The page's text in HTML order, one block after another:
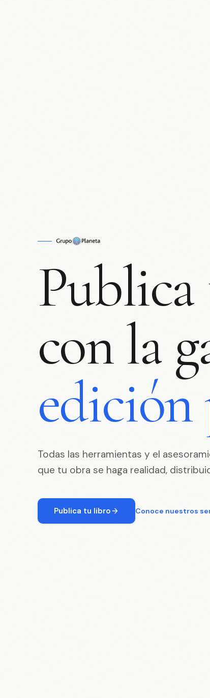
Publica
conla
edición
Todas las herramientas y el
que tu obra se haga realidad,
Publica tu libro Conoce nuestros